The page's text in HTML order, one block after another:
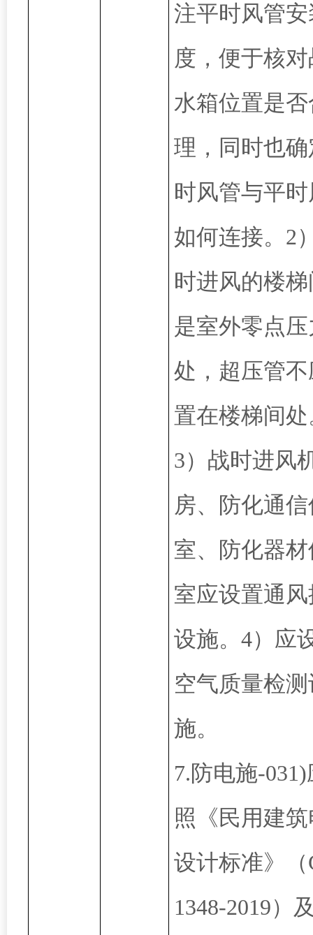
注平时风管
度，便于核
水箱位置是
理，同时也
时风管与平
如何连接。2
时进风的楼
是室外零点
处，超压管
置在楼梯间
3）战时进风
房、防化通
室、防化器
室应设置通
设施。4）应
空气质量检
施。
7.防电施-
照《民用建
设计标准》（
1348-2019）